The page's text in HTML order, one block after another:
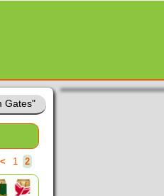
Gates"
1 2